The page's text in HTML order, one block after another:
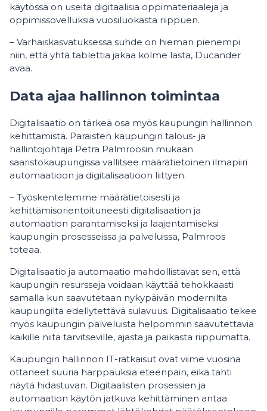
käytössä on useita digitaalisia oppimateriaaleja ja
oppimissovelluksia vuosiluokasta riippuen.
– Varhaiskasvatuksessa suhde on hieman pienempi
niin, että yhtä tablettia jakaa kolme lasta, Ducander
avaa.
Data ajaa hallinnon toimintaa
Digitalisaatio on tärkeä osa myös kaupungin hallinnon
kehittämistä. Paraisten kaupungin talous- ja
hallintojohtaja Petra Palmroosin mukaan
saaristokaupungissa vallitsee määrätietoinen ilmapiiri
automaatioon ja digitalisaatioon liittyen.
– Työskentelemme määrätietoisesti ja
kehittämisorientoituneesti digitalisaation ja
automaation parantamiseksi ja laajentamiseksi
kaupungin prosesseissa ja palveluissa, Palmroos
toteaa.
Digitalisaatio ja automaatio mahdollistavat sen, että
kaupungin resursseja voidaan käyttää tehokkaasti
samalla kun saavutetaan nykypäivän modernilta
kaupungilta edellytettävä sulavuus. Digitalisaatio tekee
myös kaupungin palveluista helpommin saavutettavia
kaikille niitä tarvitseville, ajasta ja paikasta riippumatta.
Kaupungin hallinnon IT-ratkaisut ovat viime vuosina
ottaneet suuria harppauksia eteenpäin, eikä tahti
näytä hidastuvan. Digitaalisten prosessien ja
automaation käytön jatkuva kehittäminen antaa